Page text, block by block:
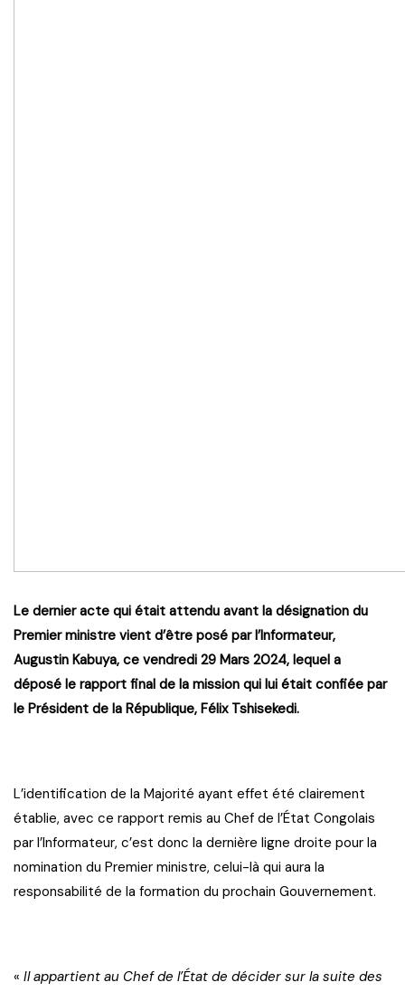
Le dernier acte qui était attendu avant la désignation du
Premier ministre vient d’être posé par l’Informateur,
Augustin Kabuya, ce vendredi 29 Mars 2024, lequel a
déposé le rapport final de la mission qui lui était confiée par
le Président de la République, Félix Tshisekedi.
L’identification de la Majorité ayant effet été clairement
établie, avec ce rapport remis au Chef de l’État Congolais
par l’Informateur, c’est donc la dernière ligne droite pour la
nomination du Premier ministre, celui-là qui aura la
responsabilité de la formation du prochain Gouvernement.
« Il appartient au Chef de l’État de décider sur la suite des